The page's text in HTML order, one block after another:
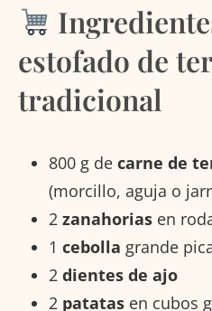
estofado de
tradicional
800 g de carne de
(morcillo, aguja o
2 zanahorias en
1 cebolla grande
2 dientes de ajo
2 patatas en cubos